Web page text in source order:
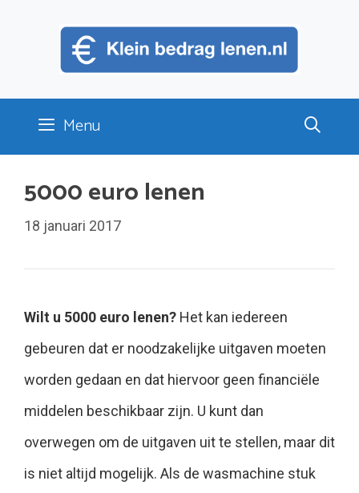
Menu
5000 euro lenen
18 januari 2017
Wilt u 5000 euro lenen? Het kan iedereen
gebeuren dat er noodzakelijke uitgaven moeten
worden gedaan en dat hiervoor geen financiële
middelen beschikbaar zijn. U kunt dan
overwegen om de uitgaven uit te stellen, maar dit
is niet altijd mogelijk. Als de wasmachine stuk